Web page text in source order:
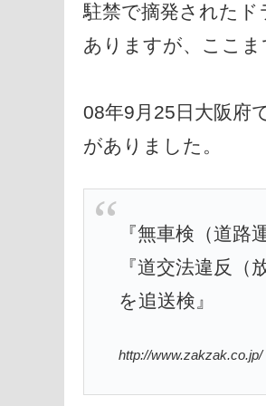
駐禁で摘発された
ありますが、ここ
08年9月25日大阪府
がありました。
『無車検（道路
『道交法違反（
を追送検』
http://